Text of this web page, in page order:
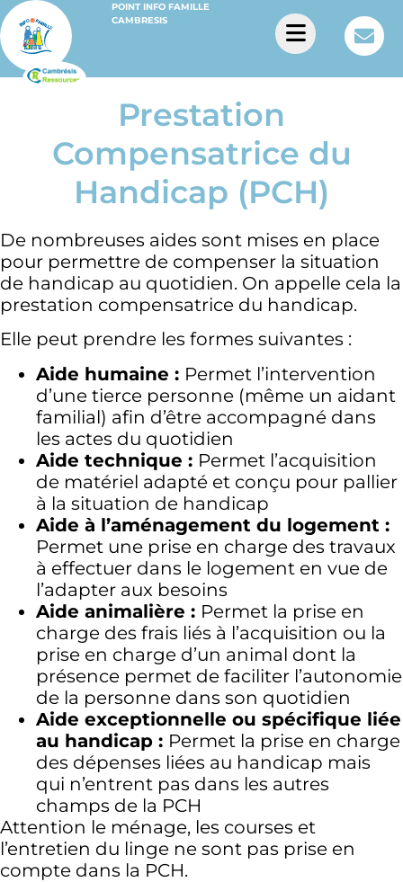
POINT INFO FAMILLE
CAMBRESIS
Prestation
Compensatrice du
Handicap (PCH)
De nombreuses aides sont mises en place
pour permettre de compenser la situation
de handicap au quotidien. On appelle cela la
prestation compensatrice du handicap.
Elle peut prendre les formes suivantes :
Aide humaine : Permet l’intervention
d’une tierce personne (même un aidant
familial) afin d’être accompagné dans
les actes du quotidien
Aide technique : Permet l’acquisition
de matériel adapté et conçu pour pallier
à la situation de handicap
Aide à l’aménagement du logement :
Permet une prise en charge des travaux
à effectuer dans le logement en vue de
l’adapter aux besoins
Aide animalière : Permet la prise en
charge des frais liés à l’acquisition ou la
prise en charge d’un animal dont la
présence permet de faciliter l’autonomie
de la personne dans son quotidien
Aide exceptionnelle ou spécifique liée
au handicap : Permet la prise en charge
des dépenses liées au handicap mais
qui n’entrent pas dans les autres
champs de la PCH
Attention le ménage, les courses et
l’entretien du linge ne sont pas prise en
compte dans la PCH.